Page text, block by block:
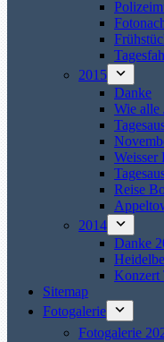
2015
Danke
Wie
Weisser
Reise
2014
Danke
Konzert
Sitemap
Fotogalerie
Fotogalerie